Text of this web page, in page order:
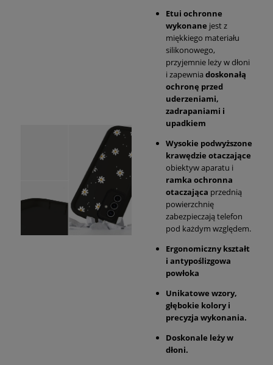
Etui ochronne
wykonane jest z
miękkiego materiału
silikonowego,
przyjemnie leży w dłoni
i zapewnia doskonałą
ochronę przed
uderzeniami,
zadrapaniami i
upadkiem
Wysokie podwyższone
krawędzie otaczające
obiektyw aparatu i
ramka ochronna
otaczająca przednią
powierzchnię
zabezpieczają telefon
pod każdym względem.
Ergonomiczny kształt
i antypoślizgowa
powłoka
Unikatowe wzory,
głębokie kolory i
precyzja wykonania.
Doskonale leży w
dłoni.